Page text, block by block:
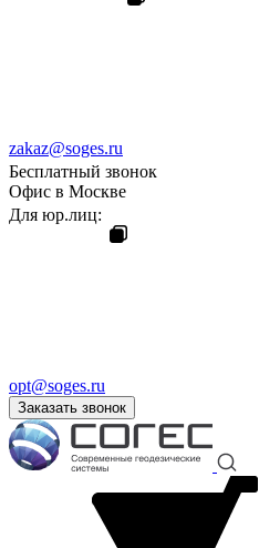
zakaz@soges.ru
Бесплатный звонок
Офис в Москве
Для юр.лиц:
opt@soges.ru
Заказать звонок